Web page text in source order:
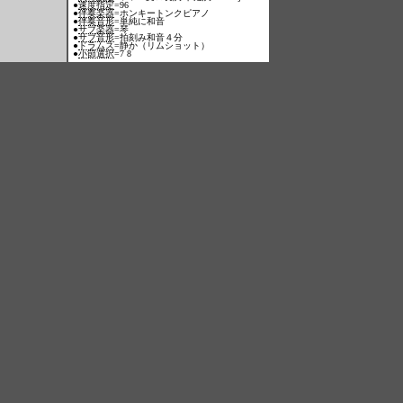
●速度指定=96
●伴奏楽器=ホンキートンクピアノ
●伴奏音形=単純に和音
●サブ楽器=琴
●サブ音形=拍刻み和音４分
●ドラムス=静か（リムショット）
●小節選択=7 8